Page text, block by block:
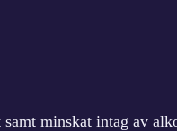
minskat intag av